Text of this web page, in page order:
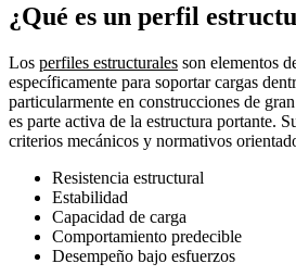
¿Qué es un perfil
Los perfiles estructurales son elementos
específicamente para soportar cargas
particularmente en construcciones de
es parte activa de la estructura portante.
criterios mecánicos y normativos
Resistencia estructural
Estabilidad
Capacidad de carga
Comportamiento predecible
Desempeño bajo esfuerzos